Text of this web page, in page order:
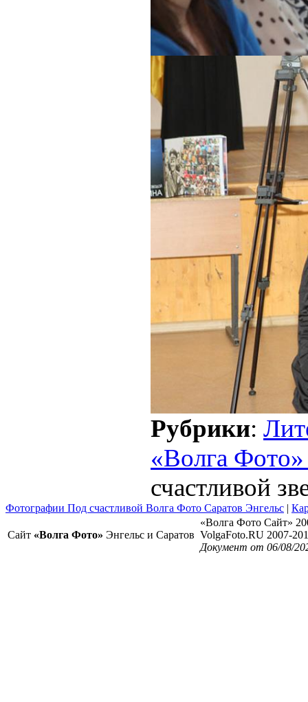
Рубрики:
«Волга
счастливой
Фотографии Под счастливой Волга Фото Саратов Энгельс |
Сайт «Волга Фото» Энгельс и Саратов
«Волга Фото Сайт»
VolgaFoto.RU 2007-
Документ от 06/08/